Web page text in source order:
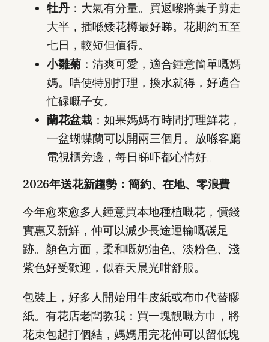
牡丹 ：大氣有分量。買返嚟將葉子剪走
大半，插喺矮花樽最好睇。花期約五至
七日，較短但值得。
小雛菊 ：清爽可愛，適合鍾意簡單嘅媽
媽。唔使特別打理，換水就得，好適合
忙碌嘅子女。
蘭花盆栽 ：如果媽媽冇時間打理鮮花，
一盆蝴蝶蘭可以開兩三個月。放喺客廳
電視櫃旁邊，每日睇吓都心情好。
2026年送花新趨勢：簡約、在地、零浪費
今年愈來愈多人鍾意買本地種植嘅花，價錢
實惠又新鮮，仲可以減少長途運輸嘅碳足
跡。顏色方面，柔和嘅奶油色、淡粉色、淺
紫色好受歡迎，似春天晨光咁舒服。
包裝上，好多人開始用牛皮紙或布巾代替膠
紙。有花店老闆教我：買一塊靚嘅方巾，將
花束包起打個結，媽媽用完花仲可以留低塊